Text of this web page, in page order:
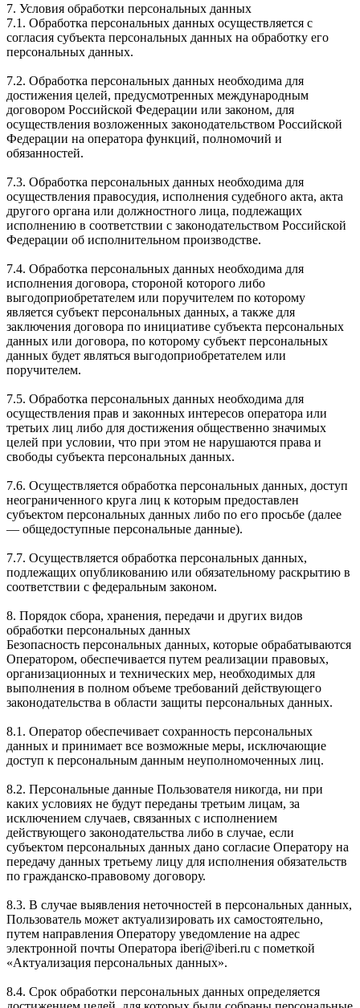
7. Условия обработки персональных данных
7.1. Обработка персональных данных осуществляется с
согласия субъекта персональных данных на обработку его
персональных данных.
7.2. Обработка персональных данных необходима для
достижения целей, предусмотренных международным
договором Российской Федерации или законом, для
осуществления возложенных законодательством Российской
Федерации на оператора функций, полномочий и
обязанностей.
7.3. Обработка персональных данных необходима для
осуществления правосудия, исполнения судебного акта, акта
другого органа или должностного лица, подлежащих
исполнению в соответствии с законодательством Российской
Федерации об исполнительном производстве.
7.4. Обработка персональных данных необходима для
исполнения договора, стороной которого либо
выгодоприобретателем или поручителем по которому
является субъект персональных данных, а также для
заключения договора по инициативе субъекта персональных
данных или договора, по которому субъект персональных
данных будет являться выгодоприобретателем или
поручителем.
7.5. Обработка персональных данных необходима для
осуществления прав и законных интересов оператора или
третьих лиц либо для достижения общественно значимых
целей при условии, что при этом не нарушаются права и
свободы субъекта персональных данных.
7.6. Осуществляется обработка персональных данных, доступ
неограниченного круга лиц к которым предоставлен
субъектом персональных данных либо по его просьбе (далее
— общедоступные персональные данные).
7.7. Осуществляется обработка персональных данных,
подлежащих опубликованию или обязательному раскрытию в
соответствии с федеральным законом.
8. Порядок сбора, хранения, передачи и других видов
обработки персональных данных
Безопасность персональных данных, которые обрабатываются
Оператором, обеспечивается путем реализации правовых,
организационных и технических мер, необходимых для
выполнения в полном объеме требований действующего
законодательства в области защиты персональных данных.
8.1. Оператор обеспечивает сохранность персональных
данных и принимает все возможные меры, исключающие
доступ к персональным данным неуполномоченных лиц.
8.2. Персональные данные Пользователя никогда, ни при
каких условиях не будут переданы третьим лицам, за
исключением случаев, связанных с исполнением
действующего законодательства либо в случае, если
субъектом персональных данных дано согласие Оператору на
передачу данных третьему лицу для исполнения обязательств
по гражданско-правовому договору.
8.3. В случае выявления неточностей в персональных данных,
Пользователь может актуализировать их самостоятельно,
путем направления Оператору уведомление на адрес
электронной почты Оператора iberi@iberi.ru с пометкой
«Актуализация персональных данных».
8.4. Срок обработки персональных данных определяется